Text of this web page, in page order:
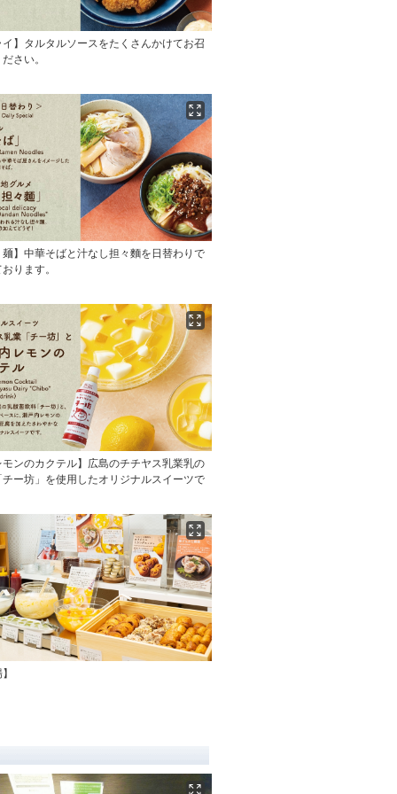
】タルタルソースをたくさんかけてお召
さい。
】中華そばと汁なし担々麵を日替わりで
ります。
ンのカクテル】広島のチチヤス乳業乳の
ー坊」を使用したオリジナルスイーツで